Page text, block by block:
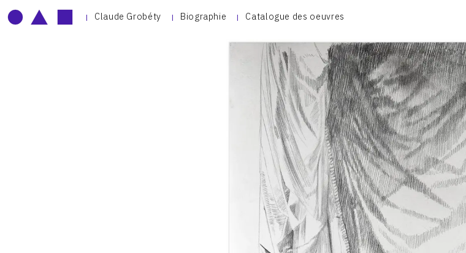
Claude Grobéty Biographie Catalogue des oeuvres
CONTACT